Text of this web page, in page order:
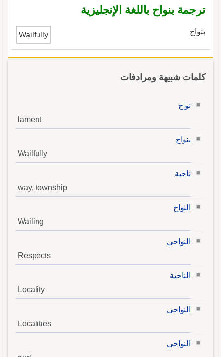
ترجمة بنواح باللغة الإنجليزية
بنواح Wailfully
كلمات شبيهة ومرادفات
نواح
lament
بنواح
Wailfully
ناحية
way, township
النواح
Wailing
النواحي
Respects
الناحية
Locality
النواحي
Localities
النواحي